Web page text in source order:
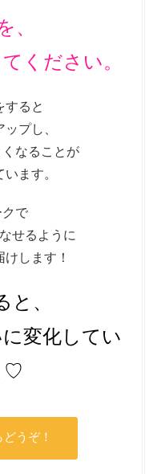
、
ください。
すると
プし、
なることが
ます。
クで
せるように
します！
と、
変化してい
♡
うぞ！